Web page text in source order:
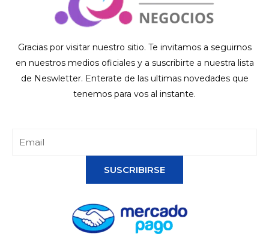
Gracias por visitar nuestro sitio. Te invitamos a seguirnos
en nuestros medios oficiales y a suscribirte a nuestra lista
de Neswletter. Enterate de las ultimas novedades que
tenemos para vos al instante.
SUSCRIBIRSE